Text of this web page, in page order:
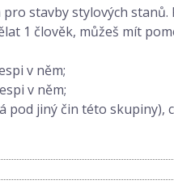
stavby stylových
1 člověk, můžeš mít
v něm;
v něm;
jiný čin této skupiny),